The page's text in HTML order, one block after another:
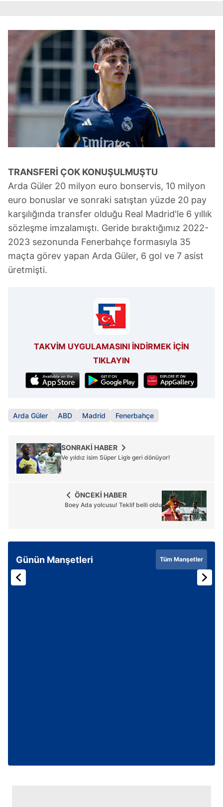
TRANSFERİ ÇOK KONUŞULMUŞTU
Arda Güler 20 milyon euro bonservis, 10 milyon
euro bonuslar ve sonraki satıştan yüzde 20 pay
karşılığında transfer olduğu Real Madrid'le 6 yıllık
sözleşme imzalamıştı. Geride bıraktığımız 2022-
2023 sezonunda Fenerbahçe formasıyla 35
maçta görev yapan Arda Güler, 6 gol ve 7 asist
üretmişti.
TAKVİM UYGULAMASINI İNDİRMEK İÇİN
TIKLAYIN
Arda Güler ABD Madrid Fenerbahçe
SONRAKİ HABER
Ve yıldız isim Süper Lig’e geri dönüyor!
ÖNCEKİ HABER
Boey Ada yolcusu! Teklif belli oldu
Günün Manşetleri Tüm Manşetler